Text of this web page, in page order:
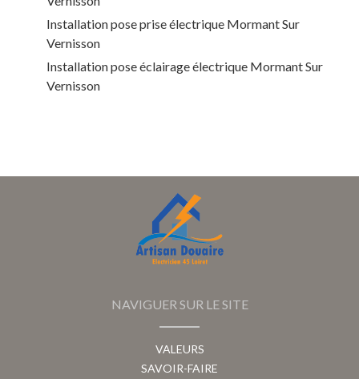
Installation pose prise électrique Mormant Sur
Vernisson
Installation pose éclairage électrique Mormant Sur
Vernisson
NAVIGUER SUR LE SITE
VALEURS
SAVOIR-FAIRE